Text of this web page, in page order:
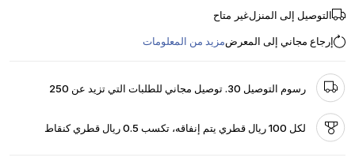
التوصيل إلى المنزلغير متاح
إرجاع مجاني إلى المعرضمزيد من المعلومات
رسوم التوصيل 30. توصيل مجاني للطلبات التي تزيد عن 250
لكل 100 ريال قطري يتم إنفاقه، تكسب 0.5 ريال قطري كنقاط